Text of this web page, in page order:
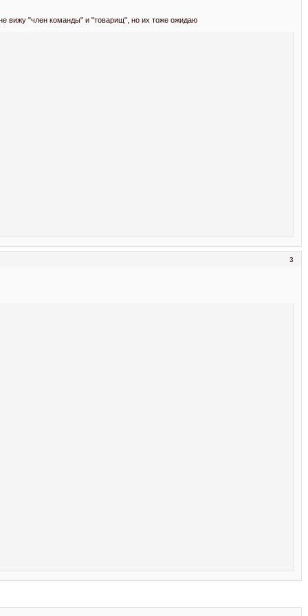
вижу "член команды" и "товарищ", но их тоже ожидаю
3